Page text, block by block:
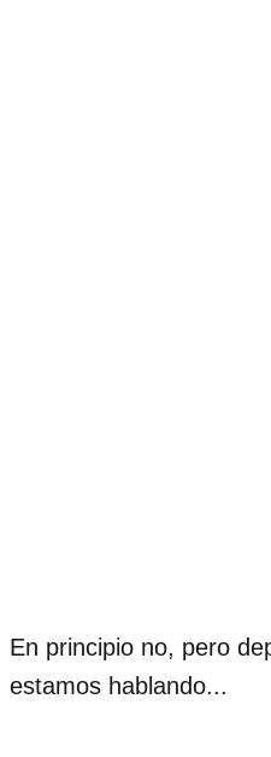
En principio no, pero
estamos hablando...